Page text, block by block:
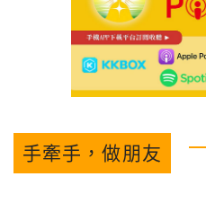
手牽手，做朋友